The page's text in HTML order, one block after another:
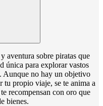
aventura sobre piratas que
única para explorar vastos
Aunque no hay un objetivo
tu propio viaje, se te anima a
recompensan con oro que
bienes.